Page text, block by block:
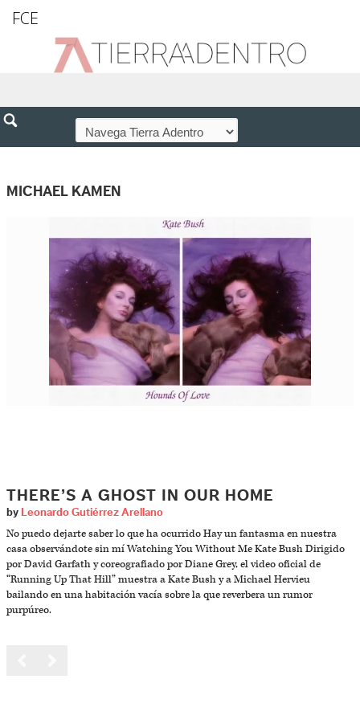
FCE
MICHAEL KAMEN
THERE’S A GHOST IN OUR HOME
by Leonardo Gutiérrez Arellano
No puedo dejarte saber lo que ha ocurrido Hay un fantasma en nuestra
casa observándote sin mí Watching You Without Me Kate Bush Dirigido
por David Garfath y coreografiado por Diane Grey, el video oficial de
“Running Up That Hill” muestra a Kate Bush y a Michael Hervieu
bailando en una habitación vacía sobre la que reverbera un rumor
purpúreo.